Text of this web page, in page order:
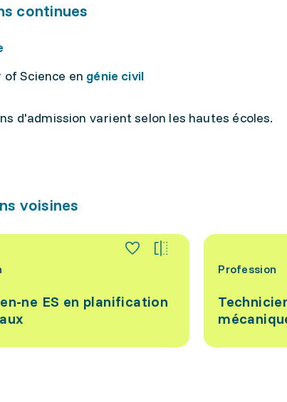
continues
of Science en génie civil
d'admission varient selon les hautes écoles.
voisines
ne ES en planification
Profession